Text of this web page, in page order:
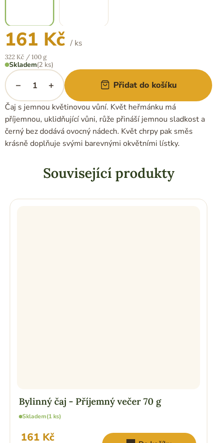
161 Kč / ks
Měrná
cena:
322 Kč / 100 g
Skladem(2 ks)
+
− Přidat do košíku
Čaj s jemnou květinovou vůní. Květ heřmánku má
příjemnou, uklidňující vůni, růže přináší jemnou sladkost a
černý bez dodává ovocný nádech. Květ chrpy pak směs
krásně doplňuje svými barevnými okvětními lístky.
Související produkty
Bylinný čaj - Příjemný večer 70 g
Skladem(1 ks)
161 Kč